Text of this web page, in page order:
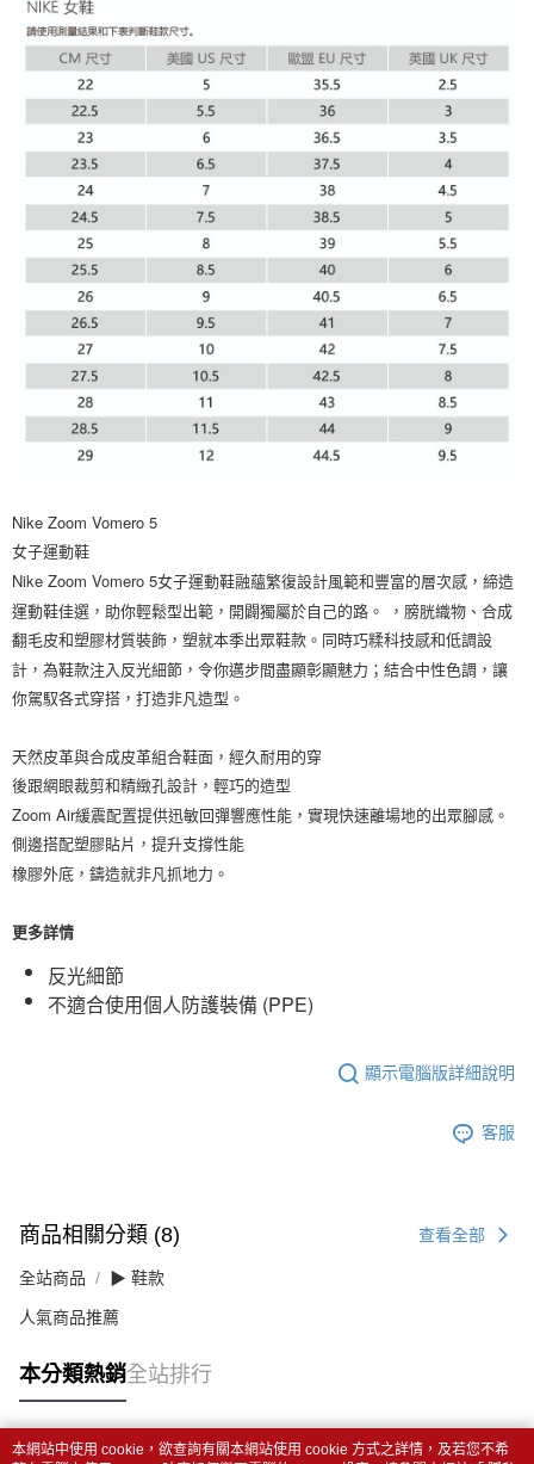
Nike Zoom Vomero 5
女子運動鞋
Nike Zoom Vomero 5女子運動鞋融蘊繁復設計風範和豐富的層次感，締造
運動鞋佳選，助你輕鬆型出範，開闢獨屬於自己的路。 ，膀胱織物、合成
翻毛皮和塑膠材質裝飾，塑就本季出眾鞋款。同時巧糅科技感和低調設
計，為鞋款注入反光細節，令你邁步間盡顯彰顯魅力；結合中性色調，讓
你駕馭各式穿搭，打造非凡造型。
天然皮革與合成皮革組合鞋面，經久耐用的穿
後跟網眼裁剪和精緻孔設計，輕巧的造型
Zoom Air緩震配置提供迅敏回彈響應性能，實現快速離場地的出眾腳感。
側邊搭配塑膠貼片，提升支撐性能
橡膠外底，鑄造就非凡抓地力。
更多詳情
反光細節
不適合使用個人防護裝備 (PPE)
顯示電腦版詳細說明
客服
商品相關分類 (8) 查看全部
全站商品 ▶ 鞋款
人氣商品推薦
本分類熱銷全站排行
本網站中使用 cookie，欲查詢有關本網站使用 cookie 方式之詳情，及若您不希